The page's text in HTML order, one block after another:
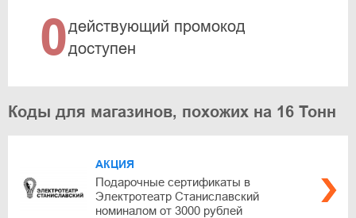
0действующий промокод
доступен
Коды для магазинов, похожих на 16 Тонн
АКЦИЯ
Подарочные сертификаты в
Электротеатр Станиславский
номиналом от 3000 рублей